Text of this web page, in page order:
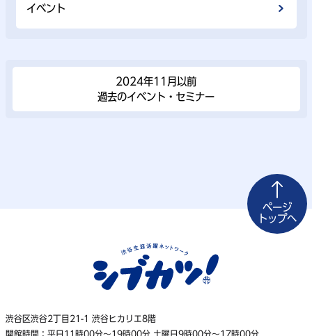
イベント
2024年11⽉以前
過去のイベント・セミナー
ページ
トップへ
渋谷区渋谷2丁目21-1 渋谷ヒカリエ8階